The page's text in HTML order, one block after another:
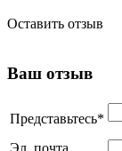
Оставить отзыв
Ваш отзыв
Представьтесь*